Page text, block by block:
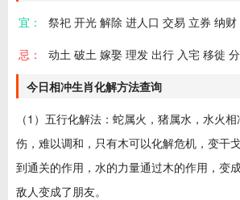
宜：
祭祀 开光 解除 进人口 交易 立券 纳财
忌：
动土 破土 嫁娶 理发 出行 入宅 移徙
今日相冲生肖化解方法查询
（1）五行化解法：蛇属火，猪属水，水火
伤，难以调和，只有木可以化解危机，变干
到通关的作用，水的力量通过木的作用，变
敌人变成了朋友。